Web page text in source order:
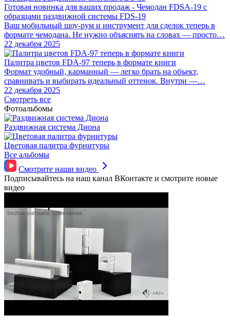
Готовая новинка для ваших продаж - Чемодан FDSA-19 с
образцами раздвижной системы FDS‑19
Ваш мобильный шоу-рум и инструмент для сделок теперь в
формате чемодана. Не нужно объяснять на словах — просто…
22 декабря 2025
Палитра цветов FDA-97 теперь в формате книги
Формат удобный, карманный — легко брать на объект,
сравнивать и выбирать идеальный оттенок. Внутри —…
22 декабря 2025
Смотреть все
Фотоальбомы
Раздвижная система Диона
Цветовая палитра фурнитуры
Все альбомы
Смотрите наши видео
Подписывайтесь на наш канал ВКонтакте и смотрите новые
видео